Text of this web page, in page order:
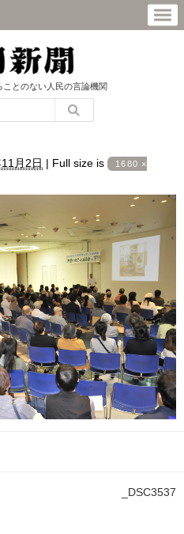
とのない人民の言論機関
月2日 | Full size is 1680 ×
_DSC3537